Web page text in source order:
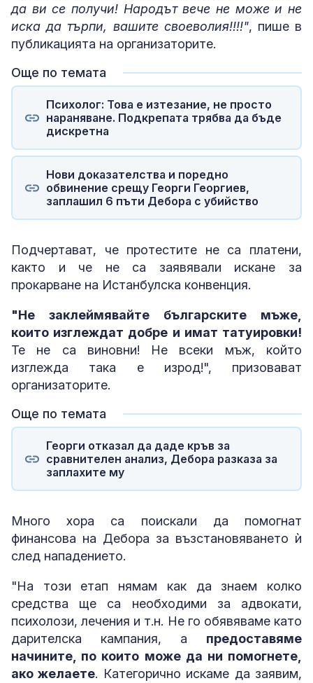
да ви се получи! Народът вече не може и не
иска да търпи, вашите своеволия!!!!", пише в
публикацията на организаторите.
Още по темата
Психолог: Това е изтезание, не просто
нараняване. Подкрепата трябва да бъде
дискретна
Нови доказателства и поредно
обвинение срещу Георги Георгиев,
заплашил 6 пъти Дебора с убийство
Подчертават, че протестите не са платени,
както и че не са заявявали искане за
прокарване на Истанбулска конвенция.
"Не заклеймявайте българските мъже,
които изглеждат добре и имат татуировки!
Те не са виновни! Не всеки мъж, който
изглежда така е изрод!", призовават
организаторите.
Още по темата
Георги отказал да даде кръв за
сравнителен анализ, Дебора разказа за
заплахите му
Много хора са поискали да помогнат
финансова на Дебора за възстановяването ѝ
след нападението.
"На този етап нямам как да знаем колко
средства ще са необходими за адвокати,
психолози, лечения и т.н. Не го обявяваме като
дарителска кампания, а предоставяме
начините, по които може да ни помогнете,
ако желаете. Категорично искаме да заявим,